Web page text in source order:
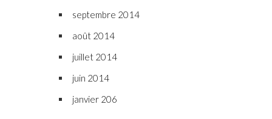
septembre 2014
août 2014
juillet 2014
juin 2014
janvier 206